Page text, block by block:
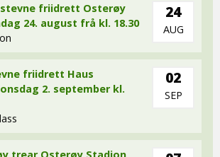
friidrett Osterøy
24. august frå kl. 18.30
24
AUG
friidrett Haus
2. september kl.
02
SEP